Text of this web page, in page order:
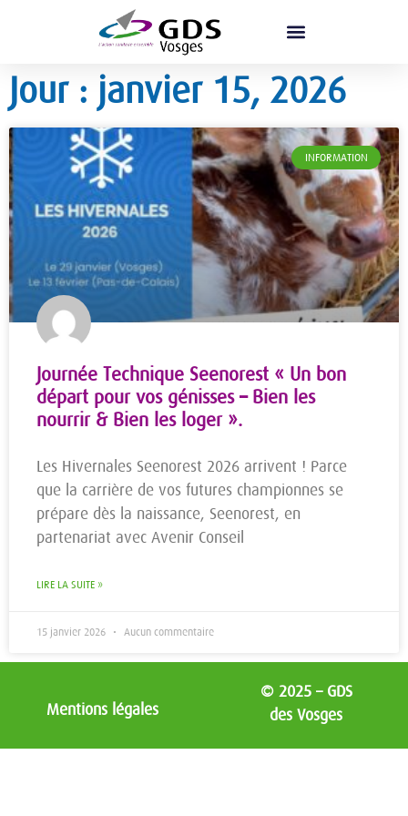
Jour : janvier 15, 2026
INFORMATION
Journée Technique Seenorest « Un bon
départ pour vos génisses – Bien les
nourrir & Bien les loger ».
Les Hivernales Seenorest 2026 arrivent ! Parce
que la carrière de vos futures championnes se
prépare dès la naissance, Seenorest, en
partenariat avec Avenir Conseil
LIRE LA SUITE »
15 janvier 2026 Aucun commentaire
Mentions légales
© 2025 – GDS
des Vosges